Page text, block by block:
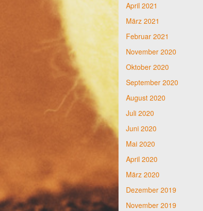
April 2021
März 2021
Februar 2021
November 2020
Oktober 2020
September 2020
August 2020
Juli 2020
Juni 2020
Mai 2020
April 2020
März 2020
Dezember 2019
November 2019